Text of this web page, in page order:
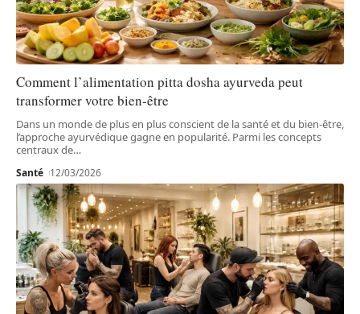
Comment l’alimentation pitta dosha ayurveda peut
transformer votre bien-être
Dans un monde de plus en plus conscient de la santé et du bien-être,
l’approche ayurvédique gagne en popularité. Parmi les concepts
centraux de…
Santé 12/03/2026